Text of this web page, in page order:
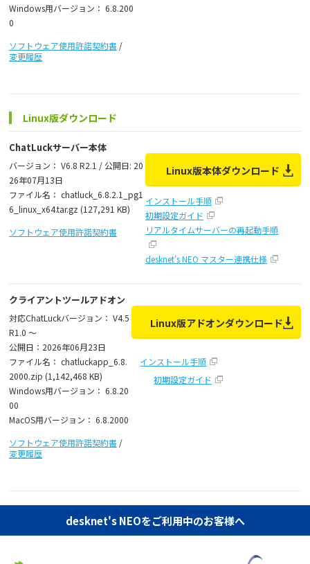
Windows用バージョン： 6.8.200
0
ソフトウェア使用許諾契約書 /
変更履歴
Linux版ダウンロード
ChatLuckサーバー本体
バージョン： V6.8 R2.1 / 公開日: 20
26年07月13日
ファイル名： chatluck_6.8.2.1_pg1
6_linux_x64.tar.gz (127,291 KB)
ソフトウェア使用許諾契約書
Linux版本体ダウンロード
インストール手順
初期設定ガイド
リアルタイムサーバーの再起動手順
desknet's NEO マスター連携仕様
クライアントツールアドオン
対応ChatLuckバージョン： V4.5
R1.0 ～
公開日：2026年06月23日
ファイル名： chatluckapp_6.8.
2000.zip (1,142,468 KB)
Windows用バージョン： 6.8.20
00
MacOS用バージョン： 6.8.2000
ソフトウェア使用許諾契約書 /
変更履歴
Linux版アドオンダウンロード
インストール手順
初期設定ガイド
desknet's NEOをご利用中のお客様へ